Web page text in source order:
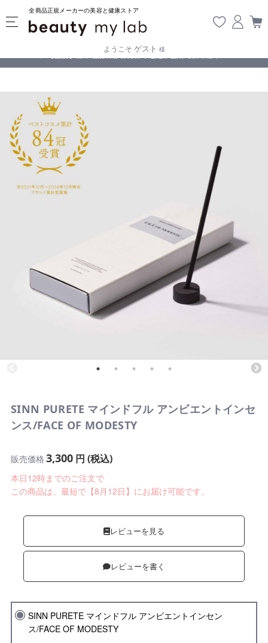
全商品正規メーカーの美容と健康ストア
ようこそ ゲスト 様
【重要】熊本地震の影響により遅延が生じております
SINN PURETE マインドフル アンビエントインセ
ンス/FACE OF MODESTY
販売価格 3,300円 (税込)
本日12時までのご注文で
この商品は、最短で【8月12日】にお届け可能です。
レビューを見る
レビューを書く
SINN PURETE マインドフル アンビエントインセン
ス/FACE OF MODESTY